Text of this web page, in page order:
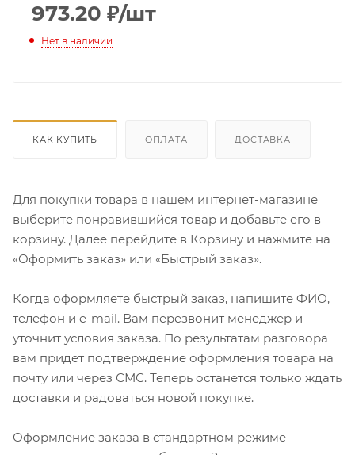
973.20 ₽/шт
Нет в наличии
КАК КУПИТЬ ОПЛАТА ДОСТАВКА
Для покупки товара в нашем интернет-магазине
выберите понравившийся товар и добавьте его в
корзину. Далее перейдите в Корзину и нажмите на
«Оформить заказ» или «Быстрый заказ».
Когда оформляете быстрый заказ, напишите ФИО,
телефон и e-mail. Вам перезвонит менеджер и
уточнит условия заказа. По результатам разговора
вам придет подтверждение оформления товара на
почту или через СМС. Теперь останется только ждать
доставки и радоваться новой покупке.
Оформление заказа в стандартном режиме